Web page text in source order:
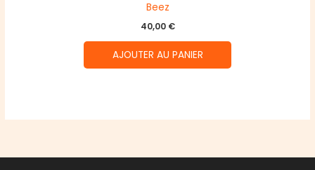
Beez
40,00 €
AJOUTER AU PANIER